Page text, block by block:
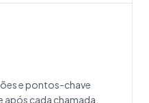
e pontos-chave
cada chamada.